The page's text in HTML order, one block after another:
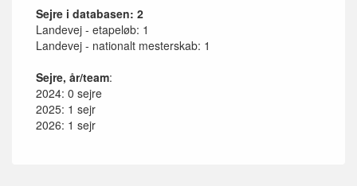
Sejre i databasen: 2
Landevej - etapeløb: 1
Landevej - nationalt mesterskab: 1
Sejre, år/team:
2024: 0 sejre
2025: 1 sejr
2026: 1 sejr